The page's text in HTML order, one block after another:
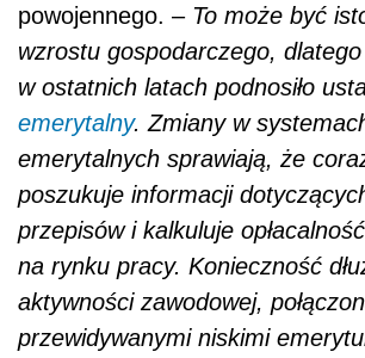
powojennego. – To może być
wzrostu gospodarczego,
w ostatnich latach podnosiło
emerytalny. Zmiany w
emerytalnych sprawiają, że
poszukuje informacji
przepisów i kalkuluje
na rynku pracy. Konieczność
aktywności zawodowej,
przewidywanymi niskimi